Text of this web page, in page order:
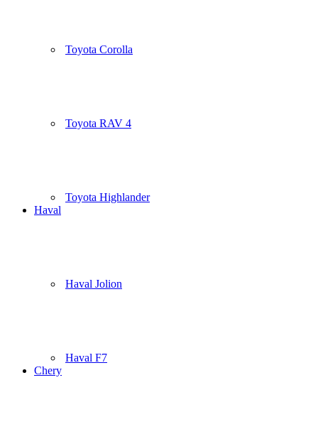
Toyota Corolla
Toyota RAV 4
Toyota Highlander
Haval
Haval Jolion
Haval F7
Chery